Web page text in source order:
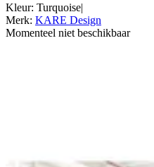
Kleur: Turquoise|
Merk: KARE Design
Momenteel niet beschikbaar